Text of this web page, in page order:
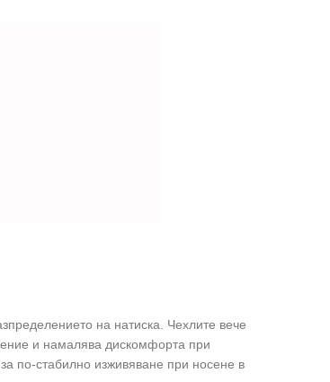
на натиска. Чехлите вече
и намалява дискомфорта при
по-стабилно изживяване при носене в